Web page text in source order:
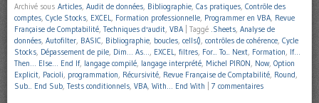
Archivé sous Articles, Audit de données, Bibliographie, Cas pratiques, Contrôle des
comptes, Cycle Stocks, EXCEL, Formation professionnelle, Programmer en VBA, Revue
Française de Comptabilité, Techniques d'audit, VBA Taggé .Sheets, Analyse de
données, Autofilter, BASIC, Bibliographie, boucles, cells(), contrôles de cohérence, Cycle
Stocks, Dépassement de pile, Dim… As…, EXCEL, filtres, For... To... Next, Formation, If…
Then… Else… End If, langage compilé, langage interprété, Michel PIRON, Now, Option
Explicit, Pacioli, programmation, Récursivité, Revue Française de Comptabilité, Round,
Sub... End Sub, Tests conditionnels, VBA, With… End With 7 commentaires